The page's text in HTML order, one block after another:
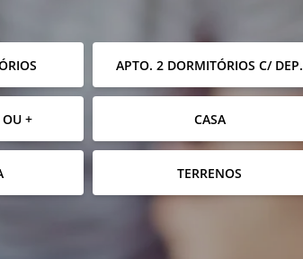
APTO. 2 DORMITÓRIOS C/ DEP.
+ CASA
TERRENOS